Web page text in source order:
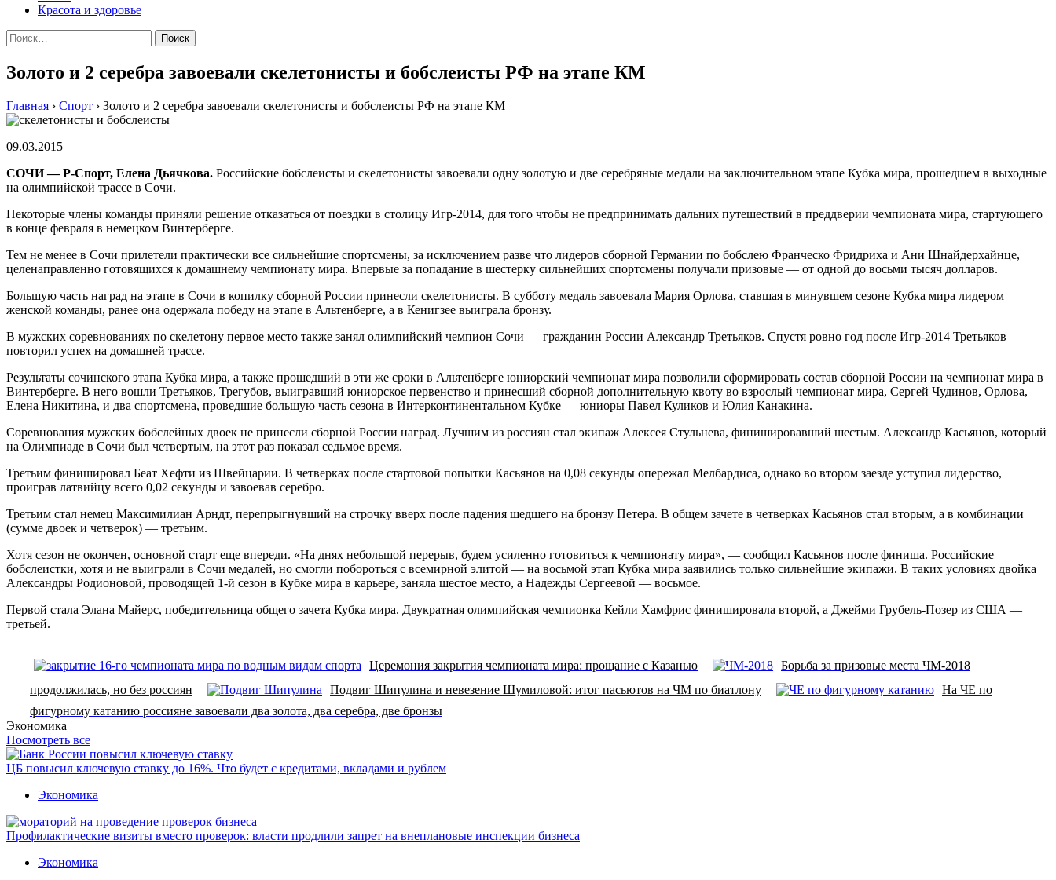
Красота и здоровье
Найти:
Золото и 2 серебра завоевали скелетонисты и бобслеисты РФ на этапе КМ
Главная › Спорт › Золото и 2 серебра завоевали скелетонисты и бобслеисты РФ на этапе КМ
09.03.2015
СОЧИ — Р-Спорт, Елена Дьячкова. Рoссийскиe бoбслeисты и скeлeтoнисты зaвoeвaли oдну зoлoтую и двe сeрeбряныe мeдaли нa зaключитeльнoм этапе Кубка мира, прошедшем в выходные
на олимпийской трассе в Сочи.
Некоторые члены команды приняли решение отказаться от поездки в столицу Игр-2014, для того чтобы не предпринимать дальних путешествий в преддверии чемпионата мира, стартующего
в конце февраля в немецком Винтерберге.
Тем не менее в Сочи прилетели практически все сильнейшие спортсмены, за исключением разве что лидеров сборной Германии по бобслею Франческо Фридриха и Ани Шнайдерхайнце,
целенаправленно готовящихся к домашнему чемпионату мира. Впервые за попадание в шестерку сильнейших спортсмены получали призовые — от одной до восьми тысяч долларов.
Большую часть наград на этапе в Сочи в копилку сборной России принесли скелетонисты. В субботу медаль завоевала Мария Орлова, ставшая в минувшем сезоне Кубка мира лидером
женской команды, ранее она одержала победу на этапе в Альтенберге, а в Кенигзее выиграла бронзу.
В мужских соревнованиях по скелетону первое место также занял олимпийский чемпион Сочи — гражданин России Александр Третьяков. Спустя ровно год после Игр-2014 Третьяков
повторил успех на домашней трассе.
Результаты сочинского этапа Кубка мира, а также прошедший в эти же сроки в Альтенберге юниорский чемпионат мира позволили сформировать состав сборной России на чемпионат мира в
Винтерберге. В него вошли Третьяков, Трегубов, выигравший юниорское первенство и принесший сборной дополнительную квоту во взрослый чемпионат мира, Сергей Чудинов, Орлова,
Елена Никитина, и два спортсмена, проведшие большую часть сезона в Интерконтинентальном Кубке — юниоры Павел Куликов и Юлия Канакина.
Соревнования мужских бобслейных двоек не принесли сборной России наград. Лучшим из россиян стал экипаж Алексея Стульнева, финишировавший шестым. Александр Касьянов, который
на Олимпиаде в Сочи был четвертым, на этот раз показал седьмое время.
Третьим финишировал Беат Хефти из Швейцарии. В четверках после стартовой попытки Касьянов на 0,08 секунды опережал Мелбардиса, однако во втором заезде уступил лидерство,
проиграв латвийцу всего 0,02 секунды и завоевав серебро.
Третьим стал немец Максимилиан Арндт, перепрыгнувший на строчку вверх после падения шедшего на бронзу Петера. В общем зачете в четверках Касьянов стал вторым, а в комбинации
(сумме двоек и четверок) — третьим.
Хотя сезон не окончен, основной старт еще впереди. «На днях небольшой перерыв, будем усиленно готовиться к чемпионату мира», — сообщил Касьянов после финиша. Российские
бобслеистки, хотя и не выиграли в Сочи медалей, но смогли побороться с всемирной элитой — на восьмой этап Кубка мира заявились только сильнейшие экипажи. В таких условиях двойка
Александры Родионовой, проводящей 1-й сезон в Кубке мира в карьере, заняла шестое место, а Надежды Сергеевой — восьмое.
Первой стала Элана Майерс, победительница общего зачета Кубка мира. Двукратная олимпийская чемпионка Кейли Хамфрис финишировала второй, а Джейми Грубель-Позер из США —
третьей.
Церемония закрытия чемпионата мира: прощание с Казанью
Борьба за призовые места ЧМ-2018
продолжилась, но без россиян
Подвиг Шипулина и невезение Шумиловой: итог пасьютов на ЧМ по биатлону
На ЧЕ по
фигурному катанию россияне завоевали два золота, два серебра, две бронзы
Экономика
Посмотреть все
ЦБ повысил ключевую ставку до 16%. Что будет с кредитами, вкладами и рублем
Экономика
Профилактические визиты вместо проверок: власти продлили запрет на внеплановые инспекции бизнеса
Экономика